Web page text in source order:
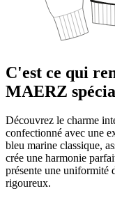
C'est ce qui
MAERZ
Découvrez le charme
confectionné avec une
bleu marine classique,
crée une harmonie
présente une uniformité
rigoureux.